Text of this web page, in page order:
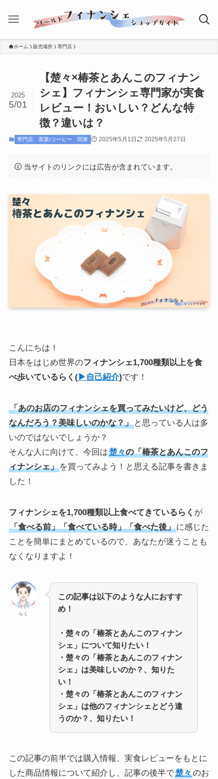
ホーム 販売場所 専門店
【楚々×椿茶とあんこのフィナン
シェ】フィナンシェ専門家が実食
レビュー！おいしい？どんな特
徴？違いは？
2025
5/01
専門店 茶葉/コーヒー 関東 2025年5月1日 2025年5月27日
当サイトのリンクには広告が含まれています。
こんにちは！
日本をはじめ世界のフィナンシェ1,700種類以上を食
べ歩いている らく (▶︎自己紹介)です！
「あのお店のフィナンシェを買ってみたいけど、どう
なんだろう？美味しいのかな？」と思っている人は多
いのではないでしょうか？
そんな人に向けて、今回は楚々の「椿茶とあんこのフ
ィナンシェ」を買ってみよう！と思える記事を書きま
した！
フィナンシェを1,700種類以上食べてきているらく が
「食べる前」「食べている時」「食べた後」に感じた
ことを簡単にまとめているので、あなたが迷うことも
なくなりますよ！
らく
この記事は以下のような人におすす
め！
・楚々の「椿茶とあんこのフィナン
シェ」 について知りたい！
・楚々の「椿茶とあんこのフィナン
シェ」 は美味しいのか？、知りた
い！
・楚々の「椿茶とあんこのフィナン
シェ」 は他のフィナンシェとどう違
うのか？、知りたい！
この記事の前半では購入情報、実食レビューをもとに
した商品情報について紹介し、記事の後半で楚々のお